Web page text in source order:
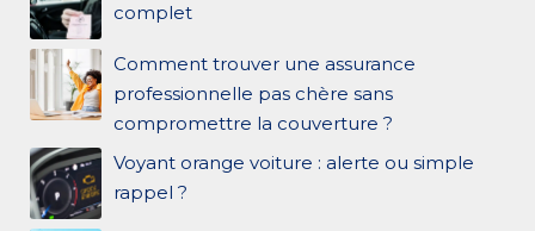
complet
Comment trouver une assurance
professionnelle pas chère sans
compromettre la couverture ?
Voyant orange voiture : alerte ou simple
rappel ?